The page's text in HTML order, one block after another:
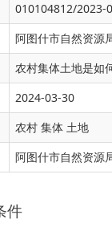
010104812/2023-
阿图什市自然资源
农村集体土地是如
2024-03-30
农村 集体 土地
阿图什市自然资源
地管理法》第四十
前，应当审查征收